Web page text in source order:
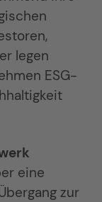
legen
ESG-
eine
zur